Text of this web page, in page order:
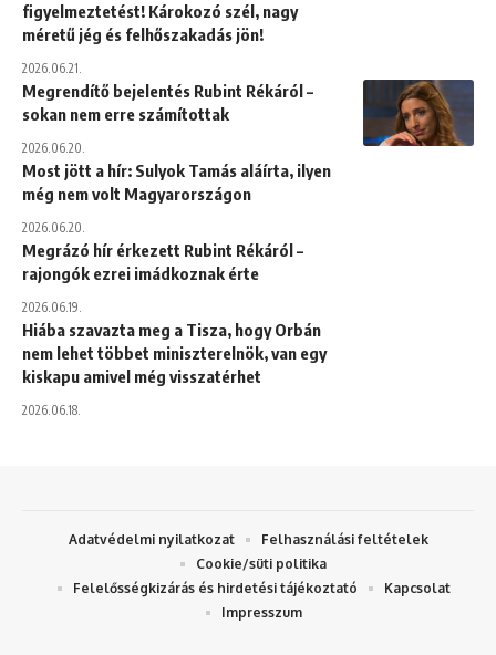
figyelmeztetést! Károkozó szél, nagy
méretű jég és felhőszakadás jön!
2026.06.21.
Megrendítő bejelentés Rubint Rékáról –
sokan nem erre számítottak
2026.06.20.
Most jött a hír: Sulyok Tamás aláírta, ilyen
még nem volt Magyarországon
2026.06.20.
Megrázó hír érkezett Rubint Rékáról –
rajongók ezrei imádkoznak érte
2026.06.19.
Hiába szavazta meg a Tisza, hogy Orbán
nem lehet többet miniszterelnök, van egy
kiskapu amivel még visszatérhet
2026.06.18.
Adatvédelmi nyilatkozat
Felhasználási feltételek
Cookie/süti politika
Felelősségkizárás és hirdetési tájékoztató
Kapcsolat
Impresszum